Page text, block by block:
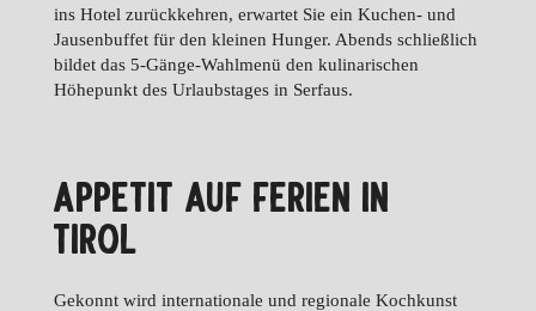
ins Hotel zurückkehren, erwartet Sie ein Kuchen- und
Jausenbuffet für den kleinen Hunger. Abends schließlich
bildet das 5-Gänge-Wahlmenü den kulinarischen
Höhepunkt des Urlaubstages in Serfaus.
APPETIT AUF FERIEN IN
TIROL
Gekonnt wird internationale und regionale Kochkunst